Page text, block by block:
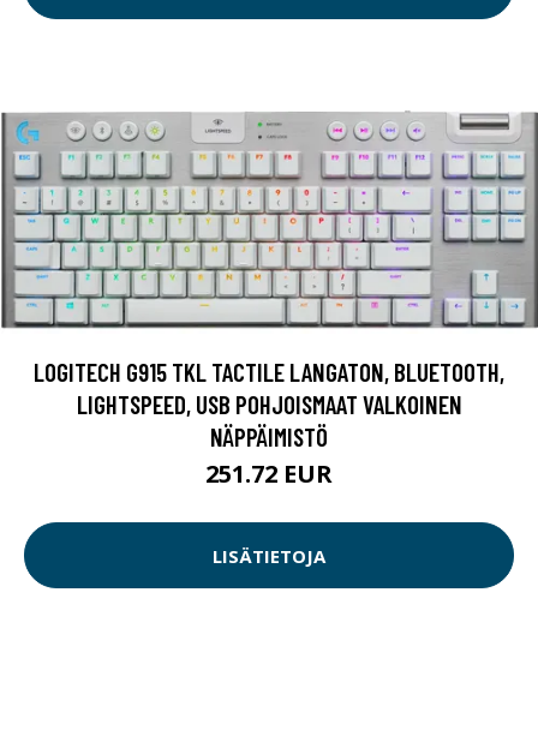
LOGITECH G915 TKL TACTILE LANGATON, BLUETOOTH,
LIGHTSPEED, USB POHJOISMAAT VALKOINEN
NÄPPÄIMISTÖ
251.72 EUR
LISÄTIETOJA